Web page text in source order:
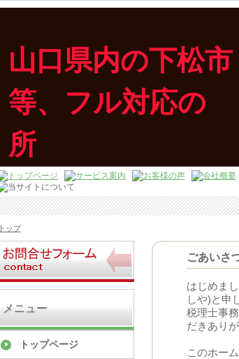
山口県内の下松
等、フル対応
所
下松市の40代税理士が、頑張る事業
トップ
メニュー
トップページ
ごあいさ
はじめま
しや)と申
税理士事
だきあり
このホー